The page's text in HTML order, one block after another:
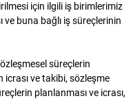
için ilgili iş birimlerimiz
ve buna bağlı iş süreçlerinin
süreçlerin
icrası ve takibi, sözleşme
planlanması ve icrası,